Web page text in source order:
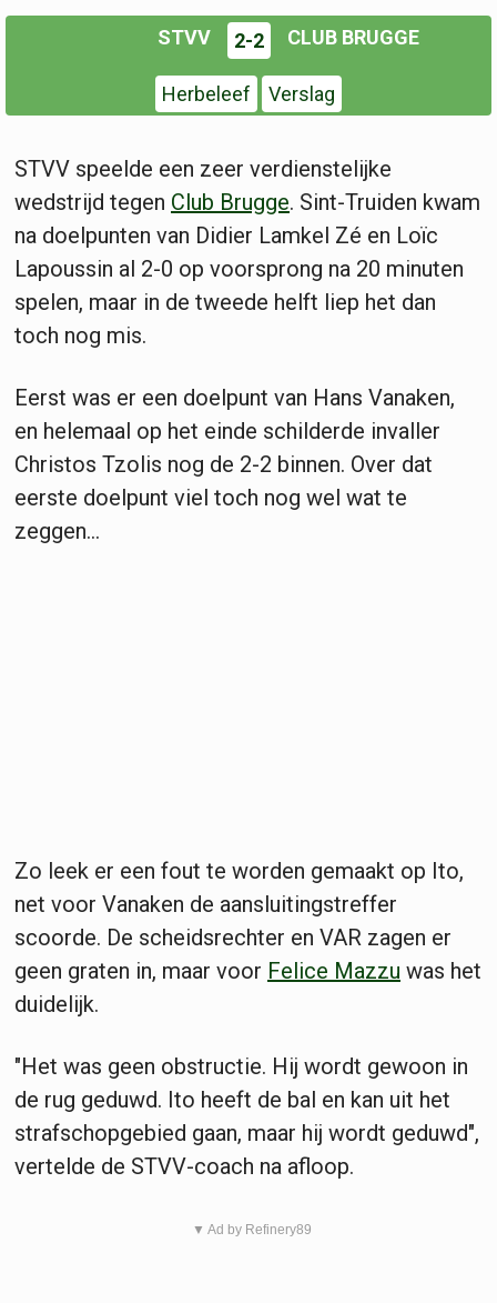
STVV 2-2 CLUB BRUGGE
Herbeleef Verslag
STVV speelde een zeer verdienstelijke
wedstrijd tegen Club Brugge. Sint-Truiden kwam
na doelpunten van Didier Lamkel Zé en Loïc
Lapoussin al 2-0 op voorsprong na 20 minuten
spelen, maar in de tweede helft liep het dan
toch nog mis.
Eerst was er een doelpunt van Hans Vanaken,
en helemaal op het einde schilderde invaller
Christos Tzolis nog de 2-2 binnen. Over dat
eerste doelpunt viel toch nog wel wat te
zeggen...
Zo leek er een fout te worden gemaakt op Ito,
net voor Vanaken de aansluitingstreffer
scoorde. De scheidsrechter en VAR zagen er
geen graten in, maar voor Felice Mazzu was het
duidelijk.
"Het was geen obstructie. Hij wordt gewoon in
de rug geduwd. Ito heeft de bal en kan uit het
strafschopgebied gaan, maar hij wordt geduwd",
vertelde de STVV-coach na afloop.
▼ Ad by Refinery89